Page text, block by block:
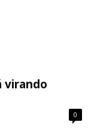
virando
0